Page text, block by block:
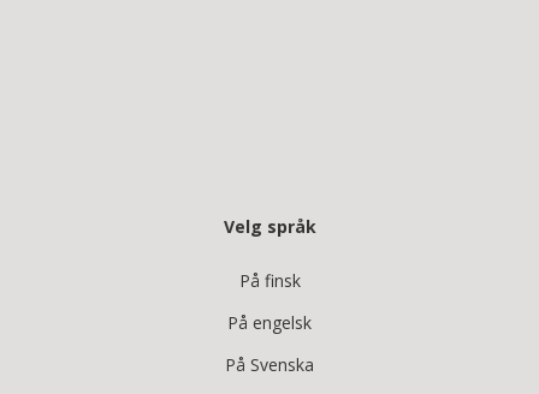
Velg språk
På finsk
På engelsk
På Svenska